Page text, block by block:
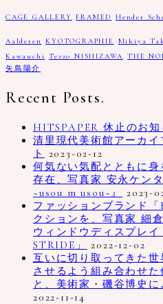
CAGE GALLERY FRAMED Hender
Aalderen KYOTOGRAPHIE Mikiya
Kawauchi
Tezzo NISHIZAWA THE
矢島陽介
Recent Posts.
HITSPAPER 休止のお知
清里現代美術館アーカ
ト
2023-02-12
何気ない気配とともに
存在、写真家 安永ケン
~usou m usou~』
2023-
ファッションブランド
クションを、写真家 細
ウィンドウディスプレ
STRIDE」
2022-12-02
互いに切り取ってきた
させるよう組み合わせ
と、美術家・磯谷博史に
2022-11-14